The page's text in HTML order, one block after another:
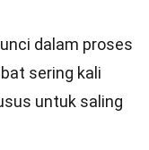
dalam proses
sering kali
untuk saling